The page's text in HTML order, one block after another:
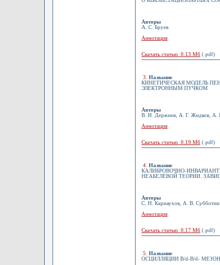
Авторы
А. С. Бруев
Аннотация
Скачать статью 0.13 Мб (.pdf)
3
Название
КИНЕТИЧЕСКАЯ МОДЕЛЬ
ЭЛЕКТРОННЫМ ПУЧКОМ
Авторы
В. И. Держиев, А. Г. Жидков, А.
Аннотация
Скачать статью 0.19 Мб (.pdf)
4 Название
КАЛИБРОВОЧНО-
НЕАБЕЛЕВОЙ ТЕОРИИ.
Авторы
С. Н. Карнаухов, А. В. Субботин
Аннотация
Скачать статью 0.17 Мб (.pdf)
5
Название
ОСЦИЛЛЯЦИИ B/d-B/d-